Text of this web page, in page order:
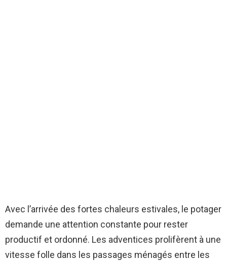
Avec l’arrivée des fortes chaleurs estivales, le potager
demande une attention constante pour rester
productif et ordonné. Les adventices prolifèrent à une
vitesse folle dans les passages ménagés entre les